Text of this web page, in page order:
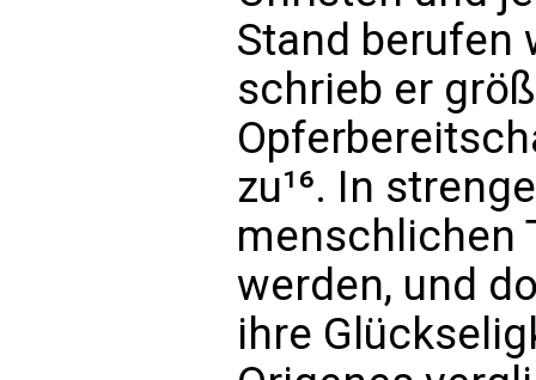
Stand berufen
schrieb er
zu¹⁶. In
menschlichen
werden, und
ihre